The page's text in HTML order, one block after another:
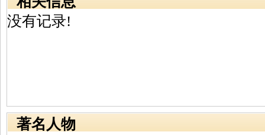
没有记录!
著名人物